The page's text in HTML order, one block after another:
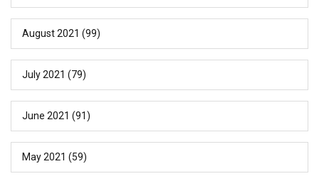
August 2021 (99)
July 2021 (79)
June 2021 (91)
May 2021 (59)